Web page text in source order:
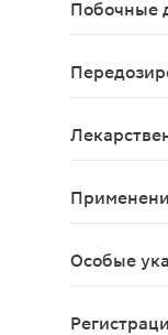
Побочные
Особые